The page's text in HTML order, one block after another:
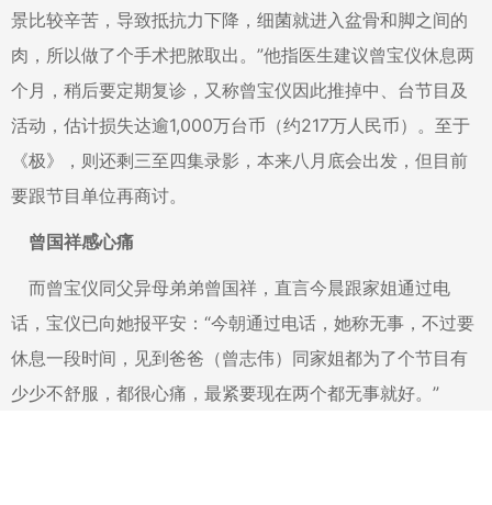
景比较辛苦，导致抵抗力下降，细菌就进入盆骨和脚之间的
肉，所以做了个手术把脓取出。”他指医生建议曾宝仪休息两
个月，稍后要定期复诊，又称曾宝仪因此推掉中、台节目及
活动，估计损失达逾1,000万台币（约217万人民币）。至于
《极》，则还剩三至四集录影，本来八月底会出发，但目前
要跟节目单位再商讨。
曾国祥感心痛
而曾宝仪同父异母弟弟曾国祥，直言今晨跟家姐通过电
话，宝仪已向她报平安：“今朝通过电话，她称无事，不过要
休息一段时间，见到爸爸（曾志伟）同家姐都为了个节目有
少少不舒服，都很心痛，最紧要现在两个都无事就好。”